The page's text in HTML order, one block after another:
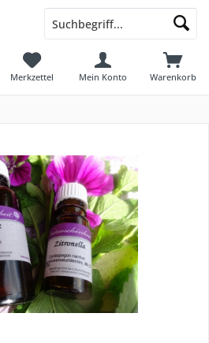
Warenkorb
Merkzettel Mein Konto